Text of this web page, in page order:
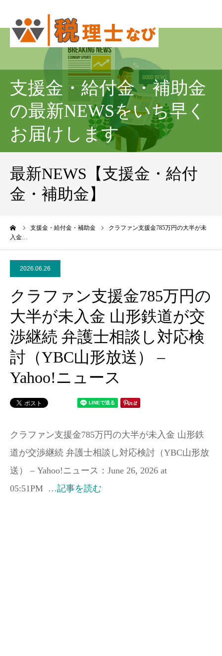
支援金・給付金・補助金
の最新NEWSをいち早く
お届けします
最新NEWS【支援金・給付
金・補助金】
支援金・給付金・補助金
クラファン支援金785万円の大半が未
入金…
2026.06.26
クラファン支援金785万円の
大半が未入金 山形鉄道が交
渉継続 弁護士相談し対応検
討（YBC山形放送） –
Yahoo!ニュース
クラファン支援金785万円の大半が未入金 山形鉄
道が交渉継続 弁護士相談し対応検討（YBC山形放
送） – Yahoo!ニュース：June 26, 2026 at
05:51PM …記事を読む